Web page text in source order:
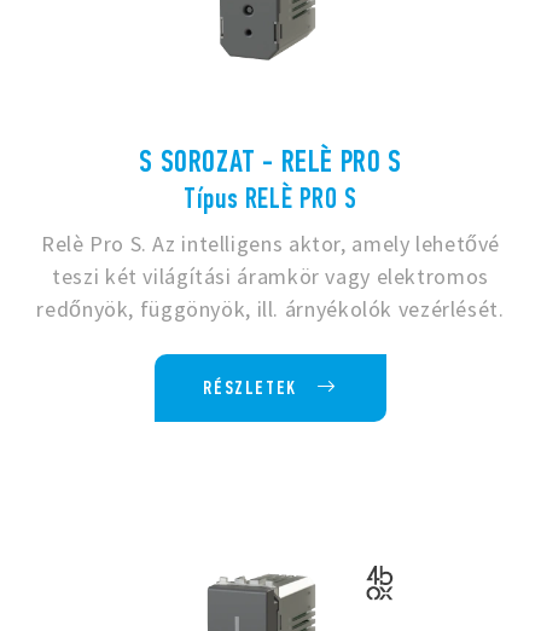
S SOROZAT - RELÈ PRO S
Típus RELÈ PRO S
Relè Pro S. Az intelligens aktor, amely lehetővé
teszi két világítási áramkör vagy elektromos
redőnyök, függönyök, ill. árnyékolók vezérlését.
RÉSZLETEK